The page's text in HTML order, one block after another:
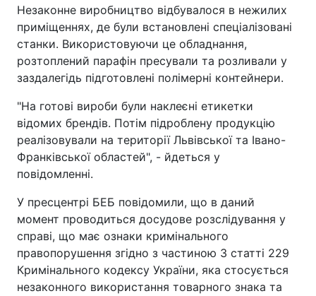
Незаконне виробництво відбувалося в нежилих
приміщеннях, де були встановлені спеціалізовані
станки. Використовуючи це обладнання,
розтоплений парафін пресували та розливали у
заздалегідь підготовлені полімерні контейнери.
"На готові вироби були наклеєні етикетки
відомих брендів. Потім підроблену продукцію
реалізовували на території Львівської та Івано-
Франківської областей", - йдеться у
повідомленні.
У пресцентрі БЕБ повідомили, що в даний
момент проводиться досудове розслідування у
справі, що має ознаки кримінального
правопорушення згідно з частиною 3 статті 229
Кримінального кодексу України, яка стосується
незаконного використання товарного знака та